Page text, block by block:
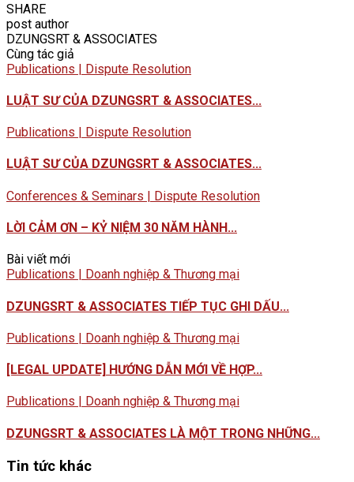
SHARE
post author
DZUNGSRT & ASSOCIATES
Cùng tác giả
Publications | Dispute Resolution
LUẬT SƯ CỦA DZUNGSRT & ASSOCIATES...
Publications | Dispute Resolution
LUẬT SƯ CỦA DZUNGSRT & ASSOCIATES...
Conferences & Seminars | Dispute Resolution
LỜI CẢM ƠN – KỶ NIỆM 30 NĂM HÀNH...
Bài viết mới
Publications | Doanh nghiệp & Thương mại
DZUNGSRT & ASSOCIATES TIẾP TỤC GHI DẤU...
Publications | Doanh nghiệp & Thương mại
[LEGAL UPDATE] HƯỚNG DẪN MỚI VỀ HỢP...
Publications | Doanh nghiệp & Thương mại
DZUNGSRT & ASSOCIATES LÀ MỘT TRONG NHỮNG...
Tin tức khác